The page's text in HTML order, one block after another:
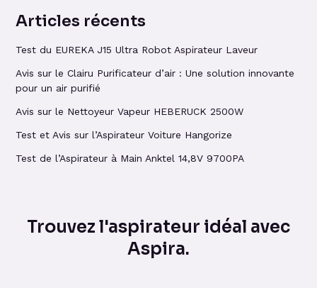
Articles récents
Test du EUREKA J15 Ultra Robot Aspirateur Laveur
Avis sur le Clairu Purificateur d’air : Une solution innovante
pour un air purifié
Avis sur le Nettoyeur Vapeur HEBERUCK 2500W
Test et Avis sur l’Aspirateur Voiture Hangorize
Test de l’Aspirateur à Main Anktel 14,8V 9700PA
Trouvez l'aspirateur idéal avec
Aspira.